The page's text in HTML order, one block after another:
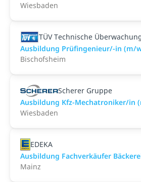
Wiesbaden
TÜV Technische
Ausbildung Prüfingenieur/-in (m/
Bischofsheim
Scherer Gruppe
Ausbildung Kfz-Mechatroniker/in
Wiesbaden
EDEKA
Ausbildung Fachverkäufer
Mainz